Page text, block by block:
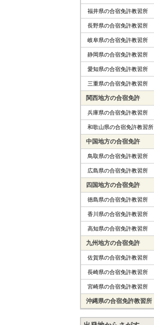
福井県の合宿免許教習所
長野県の合宿免許教習所
岐阜県の合宿免許教習所
静岡県の合宿免許教習所
愛知県の合宿免許教習所
三重県の合宿免許教習所
関西地方の合宿免許
兵庫県の合宿免許教習所
和歌山県の合宿免許教習所
中国地方の合宿免許
鳥取県の合宿免許教習所
広島県の合宿免許教習所
四国地方の合宿免許
徳島県の合宿免許教習所
香川県の合宿免許教習所
高知県の合宿免許教習所
九州地方の合宿免許
佐賀県の合宿免許教習所
長崎県の合宿免許教習所
宮崎県の合宿免許教習所
沖縄県の合宿免許教習所